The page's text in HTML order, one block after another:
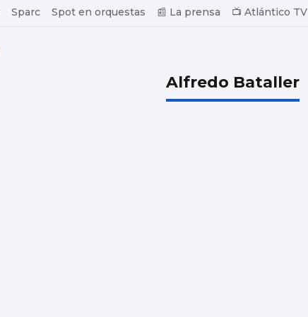
Sparc Spot en orquestas 📰 La prensa 📺 Atlántico TV
Alfredo Bataller